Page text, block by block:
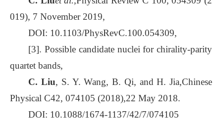
019), 7 November 2019,
DOI: 10.1103/PhysRevC.100.054309,
[3]. Possible candidate nuclei for chirality-parity
quartet bands,
C. Liu, S. Y. Wang, B. Qi, and H. Jia,Chinese
Physical C42, 074105 (2018),22 May 2018.
DOI: 10.1088/1674-1137/42/7/074105